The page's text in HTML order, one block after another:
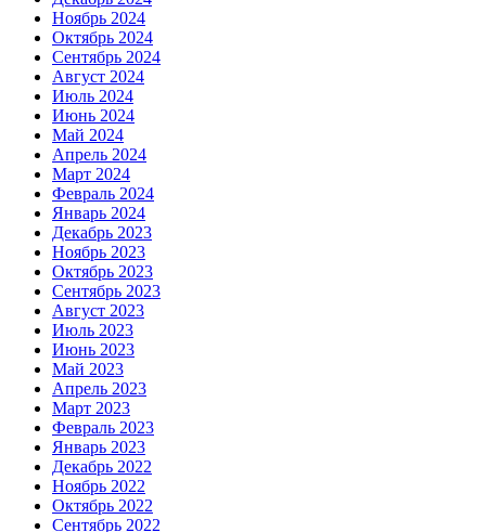
Ноябрь 2024
Октябрь 2024
Сентябрь 2024
Август 2024
Июль 2024
Июнь 2024
Май 2024
Апрель 2024
Март 2024
Февраль 2024
Январь 2024
Декабрь 2023
Ноябрь 2023
Октябрь 2023
Сентябрь 2023
Август 2023
Июль 2023
Июнь 2023
Май 2023
Апрель 2023
Март 2023
Февраль 2023
Январь 2023
Декабрь 2022
Ноябрь 2022
Октябрь 2022
Сентябрь 2022